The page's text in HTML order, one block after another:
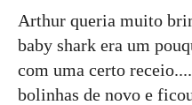
Arthur queria muito
baby shark era um
com uma certo
bolinhas de novo e